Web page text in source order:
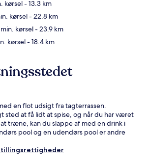
kørsel- 13.3 km
kørsel- 22.8 km
kørsel- 23.9 km
kørsel- 18.4 km
en flot udsigt fra tagterrassen.
sted at få lidt at spise, og når du har været
træne, kan du slappe af med en drink i
pool og en udendørs pool er andre